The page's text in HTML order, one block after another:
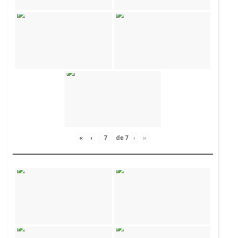
« ‹ de7 › »